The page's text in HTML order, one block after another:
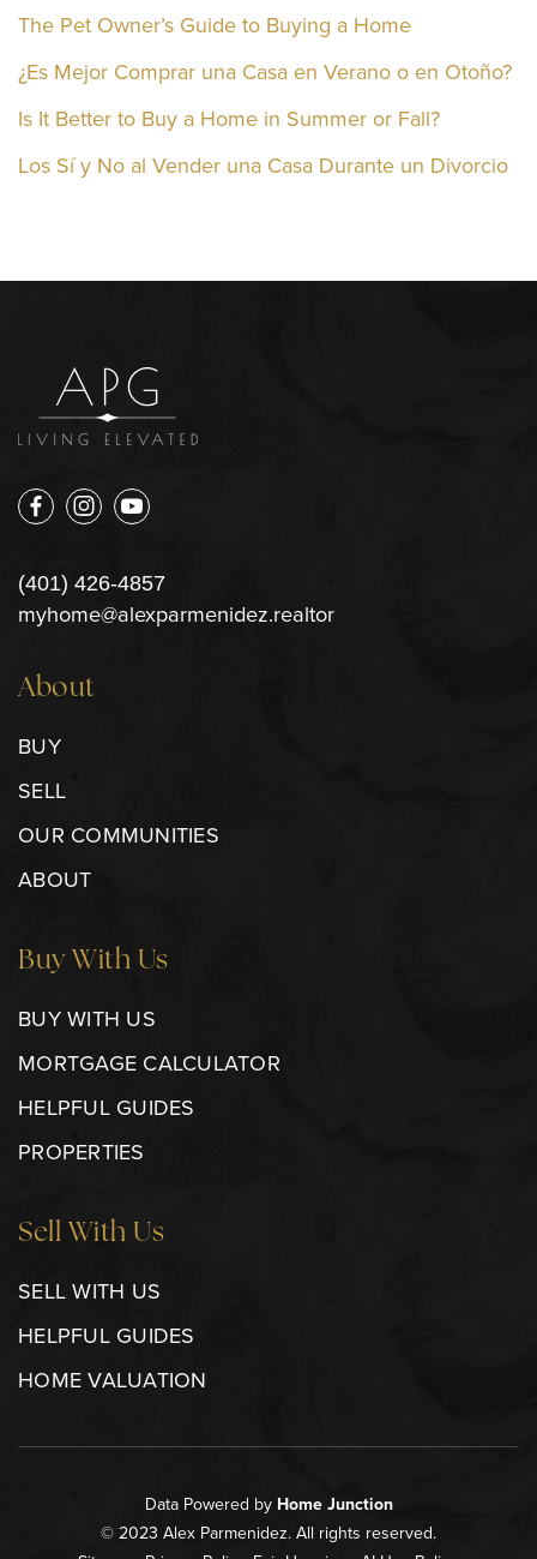
The Pet Owner’s Guide to Buying a Home
¿Es Mejor Comprar una Casa en Verano o en Otoño?
Is It Better to Buy a Home in Summer or Fall?
Los Sí y No al Vender una Casa Durante un Divorcio
(401) 426-4857
myhome@alexparmenidez.realtor
About
BUY
SELL
OUR COMMUNITIES
ABOUT
Buy With Us
BUY WITH US
MORTGAGE CALCULATOR
HELPFUL GUIDES
PROPERTIES
Sell With Us
SELL WITH US
HELPFUL GUIDES
HOME VALUATION
Data Powered by Home Junction
© 2023 Alex Parmenidez. All rights reserved.